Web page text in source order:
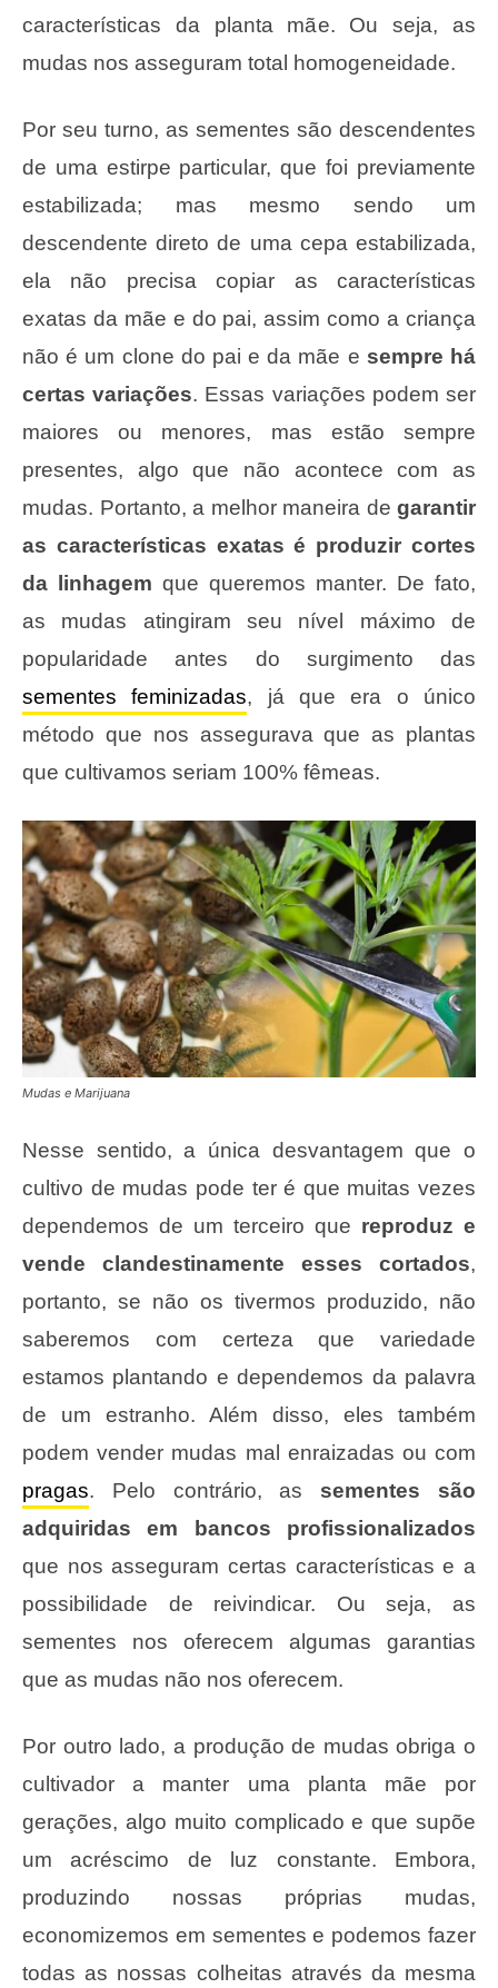
características da planta mãe. Ou seja, as
mudas nos asseguram total homogeneidade.
Por seu turno, as sementes são descendentes
de uma estirpe particular, que foi previamente
estabilizada; mas mesmo sendo um
descendente direto de uma cepa estabilizada,
ela não precisa copiar as características
exatas da mãe e do pai, assim como a criança
não é um clone do pai e da mãe e sempre há
certas variações. Essas variações podem ser
maiores ou menores, mas estão sempre
presentes, algo que não acontece com as
mudas. Portanto, a melhor maneira de garantir
as características exatas é produzir cortes
da linhagem que queremos manter. De fato,
as mudas atingiram seu nível máximo de
popularidade antes do surgimento das
sementes feminizadas, já que era o único
método que nos assegurava que as plantas
que cultivamos seriam 100% fêmeas.
Mudas e Marijuana
Nesse sentido, a única desvantagem que o
cultivo de mudas pode ter é que muitas vezes
dependemos de um terceiro que reproduz e
vende clandestinamente esses cortados,
portanto, se não os tivermos produzido, não
saberemos com certeza que variedade
estamos plantando e dependemos da palavra
de um estranho. Além disso, eles também
podem vender mudas mal enraizadas ou com
pragas. Pelo contrário, as sementes são
adquiridas em bancos profissionalizados
que nos asseguram certas características e a
possibilidade de reivindicar. Ou seja, as
sementes nos oferecem algumas garantias
que as mudas não nos oferecem.
Por outro lado, a produção de mudas obriga o
cultivador a manter uma planta mãe por
gerações, algo muito complicado e que supõe
um acréscimo de luz constante. Embora,
produzindo nossas próprias mudas,
economizemos em sementes e podemos fazer
todas as nossas colheitas através da mesma